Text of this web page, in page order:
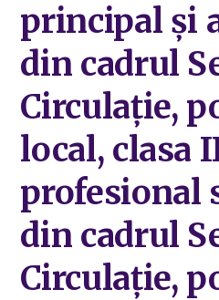
principal și
din cadrul
Circulație,
local, clasa
profesional
din cadrul
Circulație,